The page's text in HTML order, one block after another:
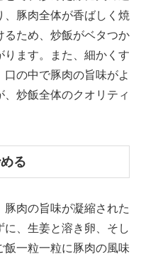
、豚肉全体が香ばしく焼
るため、炒飯がベタつか
ます。また、細かくす
の中で豚肉の旨味がよ
炒飯全体のクオリティ
る
肉の旨味が凝縮された
、生姜と溶き卵、そし
飯一粒一粒に豚肉の風味